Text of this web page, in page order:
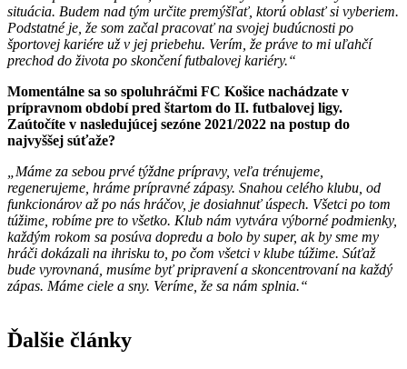
situácia. Budem nad tým určite premýšľať, ktorú oblasť si vyberiem.
Podstatné je, že som začal pracovať na svojej budúcnosti po
športovej kariére už v jej priebehu. Verím, že práve to mi uľahčí
prechod do života po skončení futbalovej kariéry.“
Momentálne sa so spoluhráčmi FC Košice nachádzate v
prípravnom období pred štartom do II. futbalovej ligy.
Zaútočíte v nasledujúcej sezóne 2021/2022 na postup do
najvyššej súťaže?
„Máme za sebou prvé týždne prípravy, veľa trénujeme,
regenerujeme, hráme prípravné zápasy. Snahou celého klubu, od
funkcionárov až po nás hráčov, je dosiahnuť úspech. Všetci po tom
túžime, robíme pre to všetko. Klub nám vytvára výborné podmienky,
každým rokom sa posúva dopredu a bolo by super, ak by sme my
hráči dokázali na ihrisku to, po čom všetci v klube túžime. Súťaž
bude vyrovnaná, musíme byť pripravení a skoncentrovaní na každý
zápas. Máme ciele a sny. Veríme, že sa nám splnia.“
Ďalšie články